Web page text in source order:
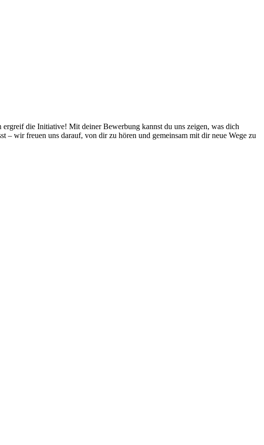
ergreif die Initiative! Mit deiner Bewerbung kannst du uns zeigen, was dich
– wir freuen uns darauf, von dir zu hören und gemeinsam mit dir neue Wege zu